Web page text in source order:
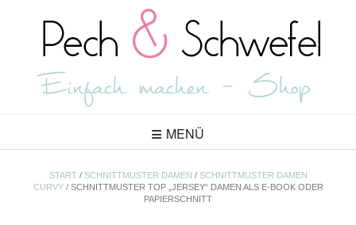
MENÜ
START/ SCHNITTMUSTER DAMEN / SCHNITTMUSTER DAMEN
CURVY/ SCHNITTMUSTER TOP „JERSEY“ DAMEN ALS E-BOOK ODER
PAPIERSCHNITT